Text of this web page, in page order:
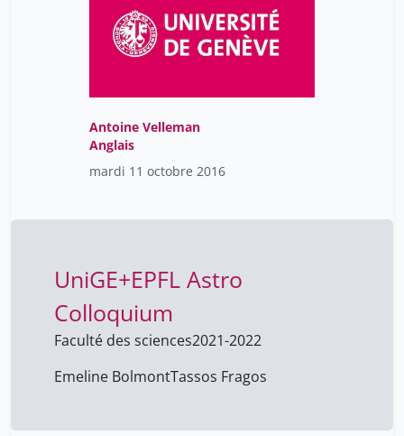
Antoine Velleman
Anglais
mardi 11 octobre 2016
UniGE+EPFL Astro
Colloquium
Faculté des sciences2021-2022
Emeline BolmontTassos Fragos